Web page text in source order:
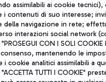
a direzione e coordinamento di
di Roma 13032990155 P. IVA
assimilabili ai cookie
i contenuti di suo interesse;
della navigazione in rete;
interazioni social network
CON I SOLI
mantenendo le
i cookie analitici assimilabili a
TUTTI I COOKIE"